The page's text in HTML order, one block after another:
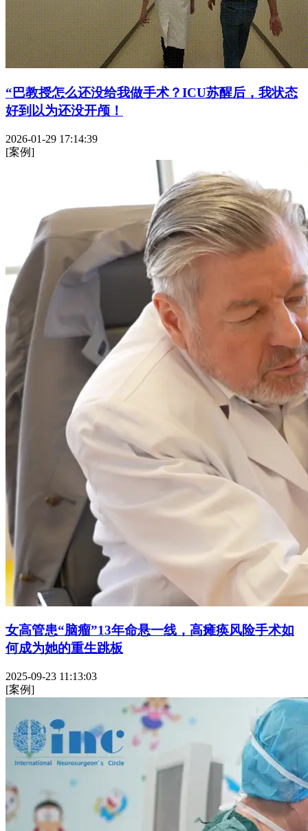
“巴教授怎么还没给我做手术？ICU苏醒后，我状态
好到以为还没开颅！
2026-01-29 17:14:39
[案例]
女高管患“脑瘤”13年命悬一线，高瘫痪风险手术如
何成为她的重生跳板
2025-09-23 11:13:03
[案例]